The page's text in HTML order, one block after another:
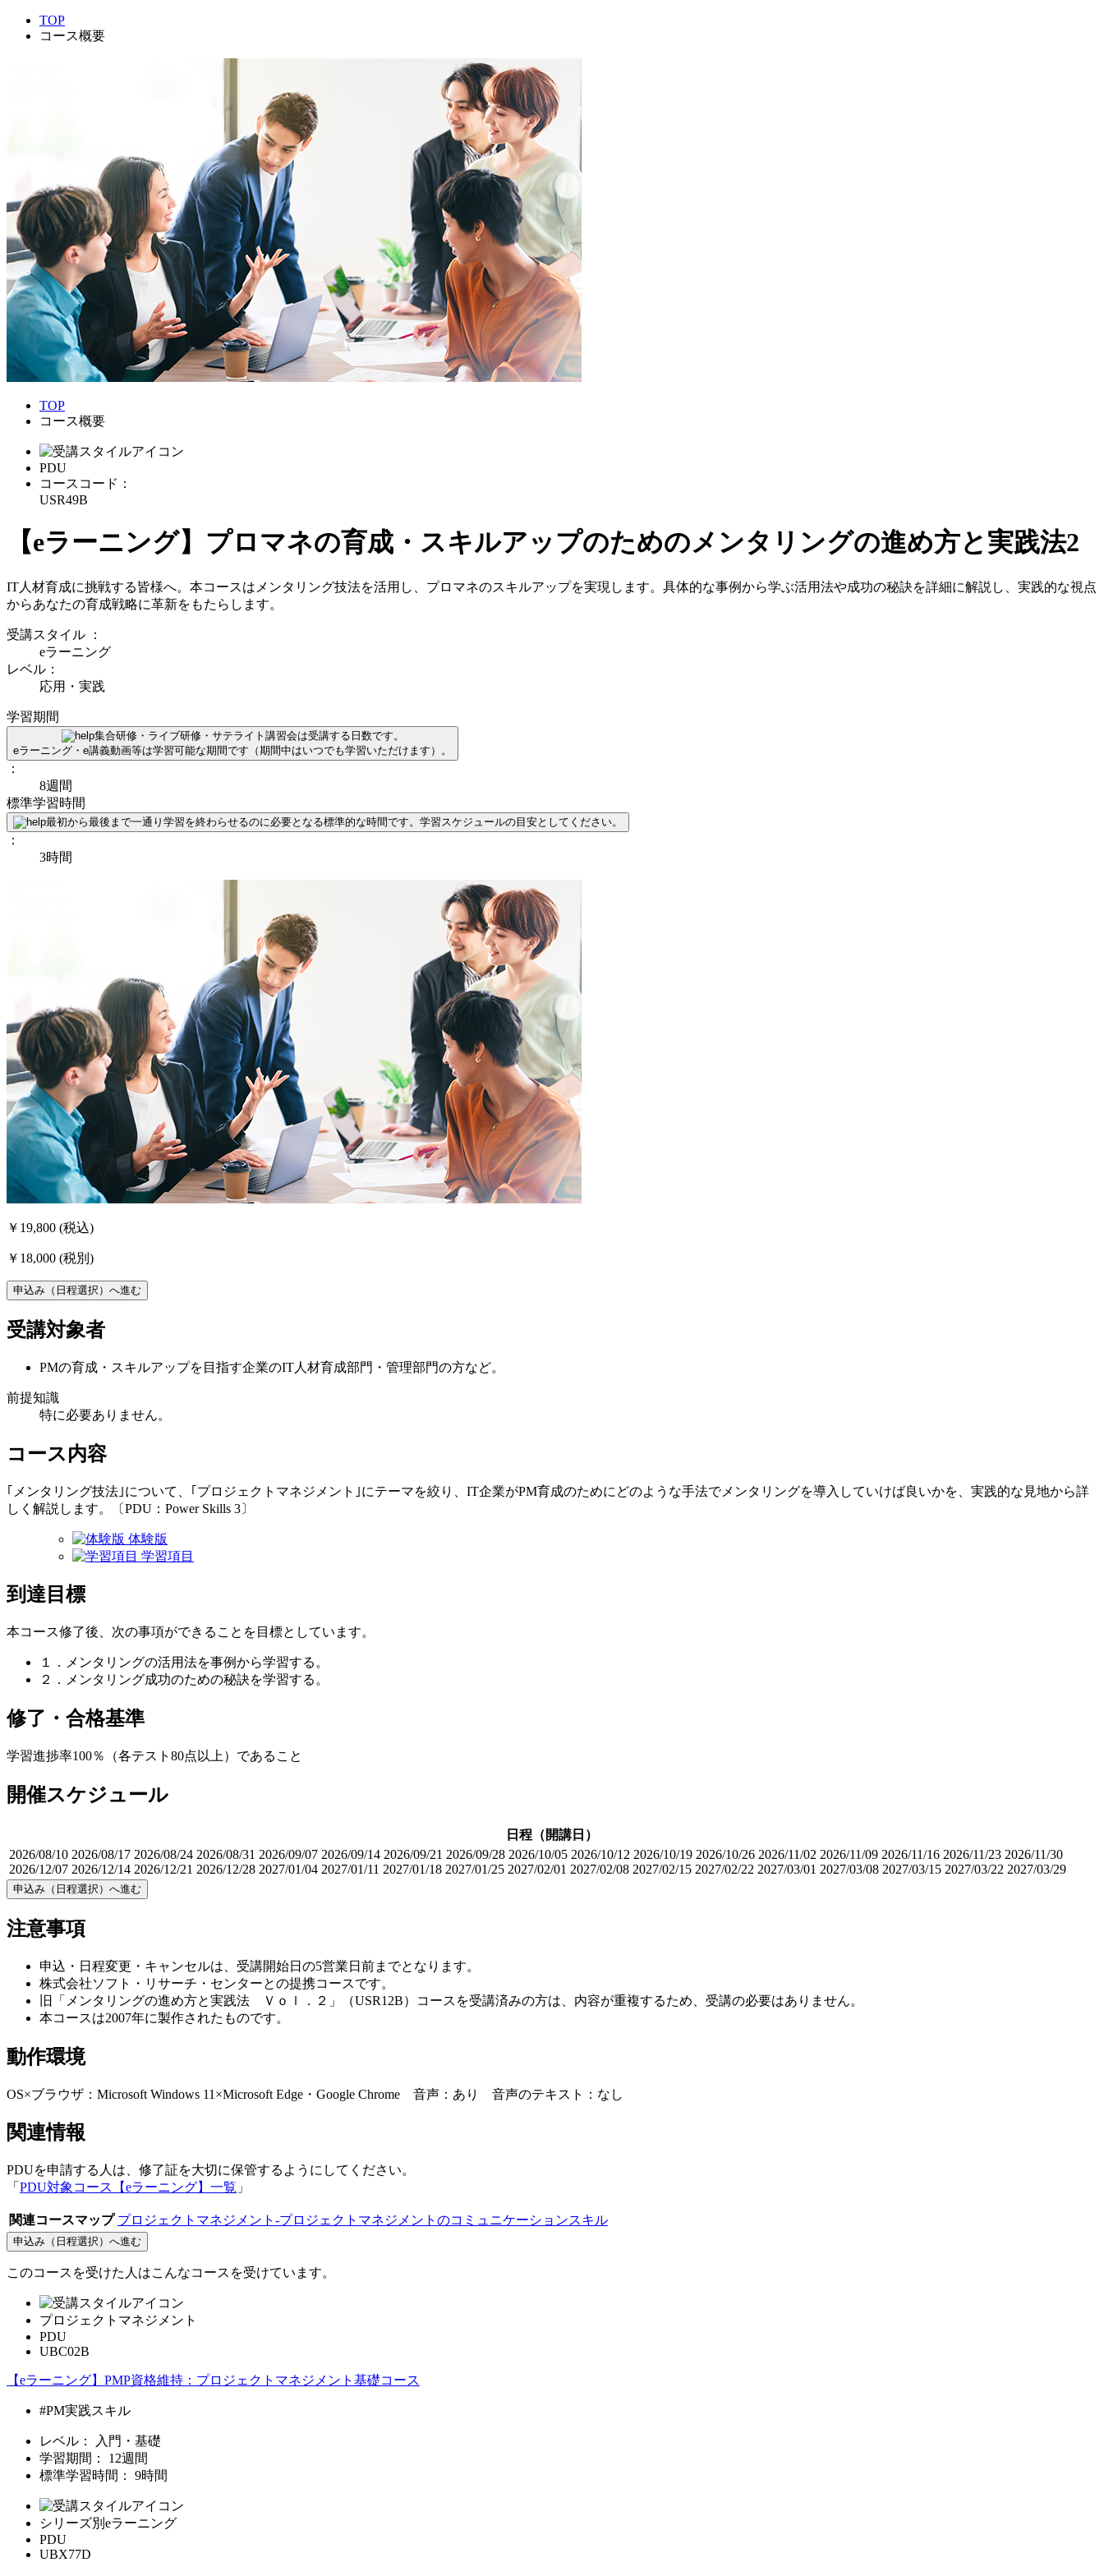
TOP
コース概要
TOP
コース概要
PDU
コースコード：
USR49B
【eラーニング】プロマネの育成・スキルアップのためのメンタリングの進め方と実践法2
IT人材育成に挑戦する皆様へ。本コースはメンタリング技法を活用し、プロマネのスキルアップを実現します。具体的な事例から学ぶ活用法や成功の秘訣を詳細に解説し、実践的な視点
からあなたの育成戦略に革新をもたらします。
受講スタイル ：
eラーニング
レベル：
応用・実践
学習期間
集合研修・ライブ研修・サテライト講習会は受講する日数です。
eラーニング・e講義動画等は学習可能な期間です（期間中はいつでも学習いただけます）。
：
8週間
標準学習時間
最初から最後まで一通り学習を終わらせるのに必要となる標準的な時間です。学習スケジュールの目安としてください。
：
3時間
￥19,800 (税込)
￥18,000 (税別)
申込み（日程選択）へ進む
受講対象者
PMの育成・スキルアップを目指す企業のIT人材育成部門・管理部門の方など。
前提知識
特に必要ありません。
コース内容
｢メンタリング技法｣について、｢プロジェクトマネジメント｣にテーマを絞り、IT企業がPM育成のためにどのような手法でメンタリングを導入していけば良いかを、実践的な見地から詳
しく解説します。〔PDU：Power Skills 3〕
体験版
学習項目
到達目標
本コース修了後、次の事項ができることを目標としています。
１．メンタリングの活用法を事例から学習する。
２．メンタリング成功のための秘訣を学習する。
修了・合格基準
学習進捗率100％（各テスト80点以上）であること
開催スケジュール
日程（開講日）
2026/08/10 2026/08/17 2026/08/24 2026/08/31 2026/09/07 2026/09/14 2026/09/21 2026/09/28 2026/10/05 2026/10/12 2026/10/19 2026/10/26 2026/11/02 2026/11/09 2026/11/16 2026/11/23 2026/11/30
2026/12/07 2026/12/14 2026/12/21 2026/12/28 2027/01/04 2027/01/11 2027/01/18 2027/01/25 2027/02/01 2027/02/08 2027/02/15 2027/02/22 2027/03/01 2027/03/08 2027/03/15 2027/03/22 2027/03/29
申込み（日程選択）へ進む
注意事項
申込・日程変更・キャンセルは、受講開始日の5営業日前までとなります。
株式会社ソフト・リサーチ・センターとの提携コースです。
旧「メンタリングの進め方と実践法 Ｖｏｌ．２」（USR12B）コースを受講済みの方は、内容が重複するため、受講の必要はありません。
本コースは2007年に製作されたものです。
動作環境
OS×ブラウザ：Microsoft Windows 11×Microsoft Edge・Google Chrome 音声：あり 音声のテキスト：なし
関連情報
PDUを申請する人は、修了証を大切に保管するようにしてください。
「 PDU対象コース【eラーニング】一覧 」
関連コースマップ プロジェクトマネジメント-プロジェクトマネジメントのコミュニケーションスキル
申込み（日程選択）へ進む
このコースを受けた人はこんなコースを受けています。
プロジェクトマネジメント
PDU
UBC02B
【eラーニング】PMP資格維持：プロジェクトマネジメント基礎コース
#PM実践スキル
レベル：
入門・基礎
学習期間：
12週間
標準学習時間：
9時間
シリーズ別eラーニング
PDU
UBX77D